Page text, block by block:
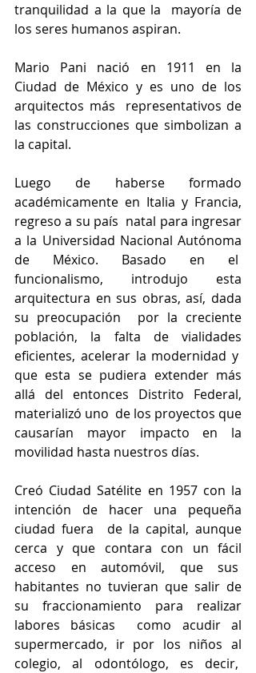
tranquilidad a la que la  mayoría de
los seres humanos aspiran.
Mario Pani nació en 1911 en la
Ciudad de México y es uno de los
arquitectos más  representativos de
las construcciones que simbolizan a
la capital.
Luego de haberse formado
académicamente en Italia y Francia,
regreso a su país  natal para ingresar
a la Universidad Nacional Autónoma
de México. Basado en el
funcionalismo, introdujo esta
arquitectura en sus obras, así, dada
su preocupación  por la creciente
población, la falta de vialidades
eficientes, acelerar la modernidad y
que esta se pudiera extender más
allá del entonces Distrito Federal,
materializó uno  de los proyectos que
causarían mayor impacto en la
movilidad hasta nuestros días.
Creó Ciudad Satélite en 1957 con la
intención de hacer una pequeña
ciudad fuera  de la capital, aunque
cerca y que contara con un fácil
acceso en automóvil, que sus
habitantes no tuvieran que salir de
su fraccionamiento para realizar
labores básicas  como acudir al
supermercado, ir por los niños al
colegio, al odontólogo, es decir,